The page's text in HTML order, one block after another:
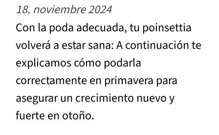
18. noviembre 2024
Con la poda adecuada, tu poinsettia
volverá a estar sana: A continuación te
explicamos cómo podarla
correctamente en primavera para
asegurar un crecimiento nuevo y
fuerte en otoño.